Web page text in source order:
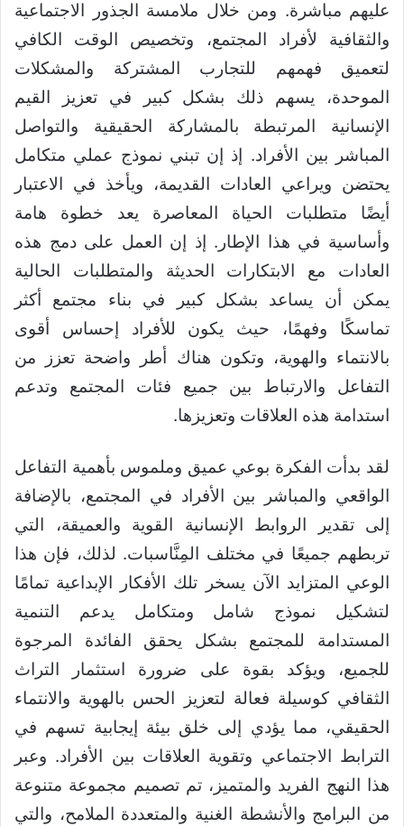
عليهم مباشرة. ومن خلال ملامسة الجذور الاجتماعية
والثقافية لأفراد المجتمع، وتخصيص الوقت الكافي
لتعميق فهمهم للتجارب المشتركة والمشكلات
الموحدة، يسهم ذلك بشكل كبير في تعزيز القيم
الإنسانية المرتبطة بالمشاركة الحقيقية والتواصل
المباشر بين الأفراد. إذ إن تبني نموذج عملي متكامل
يحتضن ويراعي العادات القديمة، ويأخذ في الاعتبار
أيضًا متطلبات الحياة المعاصرة يعد خطوة هامة
وأساسية في هذا الإطار. إذ إن العمل على دمج هذه
العادات مع الابتكارات الحديثة والمتطلبات الحالية
يمكن أن يساعد بشكل كبير في بناء مجتمع أكثر
تماسكًا وفهمًا، حيث يكون للأفراد إحساس أقوى
بالانتماء والهوية، وتكون هناك أطر واضحة تعزز من
التفاعل والارتباط بين جميع فئات المجتمع وتدعم
استدامة هذه العلاقات وتعزيزها.
لقد بدأت الفكرة بوعي عميق وملموس بأهمية التفاعل
الواقعي والمباشر بين الأفراد في المجتمع، بالإضافة
إلى تقدير الروابط الإنسانية القوية والعميقة، التي
تربطهم جميعًا في مختلف المِنَّاسبات. لذلك، فإن هذا
الوعي المتزايد الآن يسخر تلك الأفكار الإبداعية تمامًا
لتشكيل نموذج شامل ومتكامل يدعم التنمية
المستدامة للمجتمع بشكل يحقق الفائدة المرجوة
للجميع، ويؤكد بقوة على ضرورة استثمار التراث
الثقافي كوسيلة فعالة لتعزيز الحس بالهوية والانتماء
الحقيقي، مما يؤدي إلى خلق بيئة إيجابية تسهم في
الترابط الاجتماعي وتقوية العلاقات بين الأفراد. وعبر
هذا النهج الفريد والمتميز، تم تصميم مجموعة متنوعة
من البرامج والأنشطة الغنية والمتعددة الملامح، والتي